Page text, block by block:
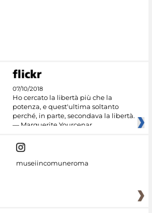
07/10/2018
Ho cercato la libertà più che la
potenza, e quest'ultima soltanto
perché, in parte, secondava la libertà.
— Marguerite Yourcenar
museiincomuneroma